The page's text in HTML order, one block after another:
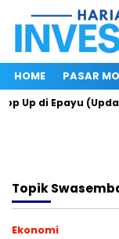
HOME PASAR
Up di Epayu
Topik
Ekonomi